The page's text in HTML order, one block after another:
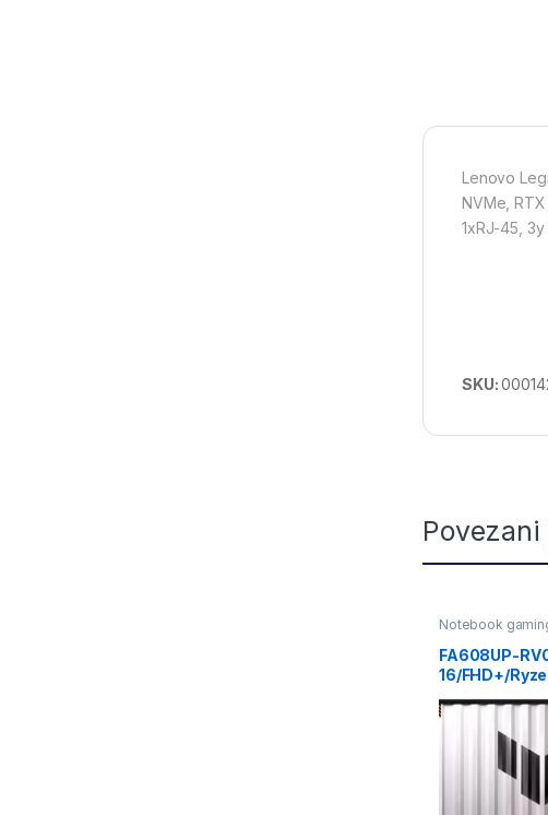
Lenovo
NVMe, RTX
1xRJ-45, 3y
SKU:
Notebook
FA608UP-
16/FHD+/
0-8GB/DOS/